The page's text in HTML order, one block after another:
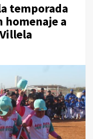
temporada
homenaje a